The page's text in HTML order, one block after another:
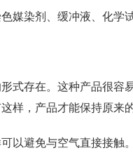
媒染剂、缓冲液、化学试
式存在。这种产品很容
样，产品才能保持原来的
以避免与空气直接接触